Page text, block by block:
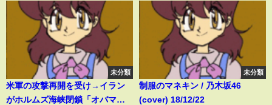
未分類
米軍の攻撃再開を受け→イラン
がホルムズ海峡閉鎖「オバマ政
未分類
制服のマネキン / 乃木坂46
(cover) 18/12/22